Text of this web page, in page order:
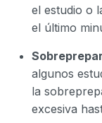
el estudio o
el último
algunos
la
excesiva